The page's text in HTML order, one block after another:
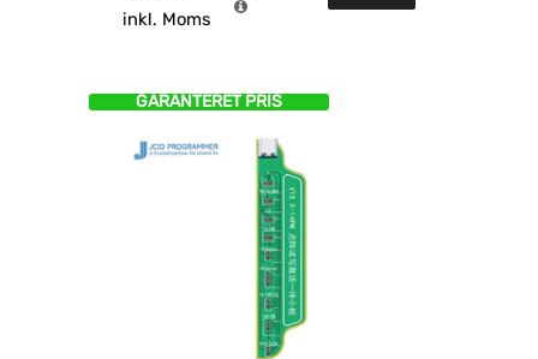
inkl. Moms
GARANTERET PRIS